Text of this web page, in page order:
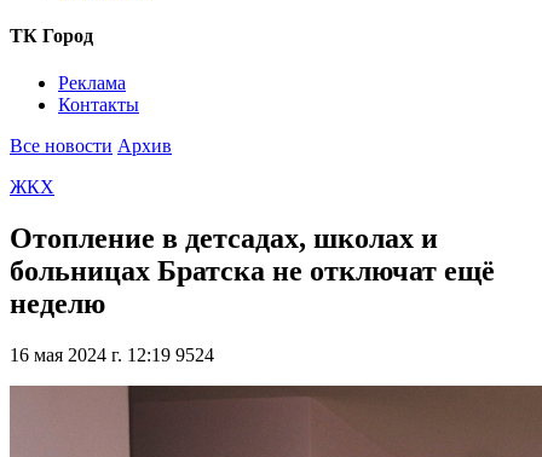
ТК Город
Реклама
Контакты
Все новости Архив
ЖКХ
Отопление в детсадах, школах и
больницах Братска не отключат ещё
неделю
16 мая 2024 г. 12:19 9524